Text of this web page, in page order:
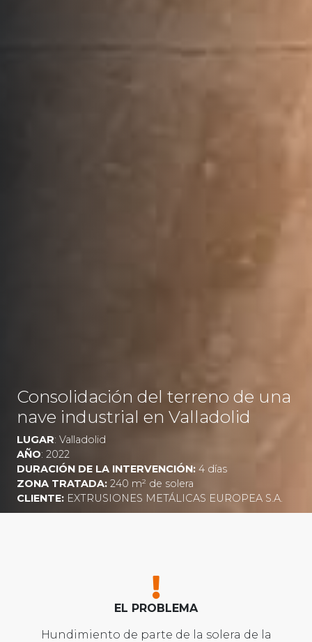
Consolidación del terreno de una
nave industrial en Valladolid
LUGAR: Valladolid
AÑO: 2022
DURACIÓN DE LA INTERVENCIÓN: 4 días
ZONA TRATADA: 240 m² de solera
CLIENTE: EXTRUSIONES METÁLICAS EUROPEA S.A.
EL PROBLEMA
Hundimiento de parte de la solera de la